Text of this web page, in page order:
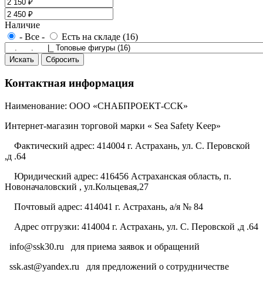
Наличие
- Все -
Есть на складе (16)
Контактная информация
Наименование: ООО «СНАБПРОЕКТ-ССК»
Интернет-магазин торговой марки « Sea Safety Keep»
Фактический адрес: 414004 г. Астрахань, ул. С. Перовской
,д .64
Юридический адрес: 416456 Астраханская область, п.
Новоначаловский , ул.Кольцевая,27
Почтовый адрес: 414041 г. Астрахань, а/я № 84
Адрес отгрузки: 414004 г. Астрахань, ул. С. Перовской ,д .64
info@ssk30.ru для приема заявок и обращений
ssk.ast@yandex.ru для предложений о сотрудничестве